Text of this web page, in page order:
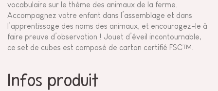
vocabulaire sur le thème des animaux de la ferme.
Accompagnez votre enfant dans l’assemblage et dans
l’apprentissage des noms des animaux, et encouragez-le à
faire preuve d’observation ! Jouet d’éveil incontournable,
ce set de cubes est composé de carton certifié FSC™.
Infos produit